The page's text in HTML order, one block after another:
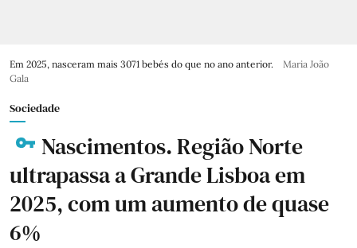
Em 2025, nasceram mais 3071 bebés do que no ano anterior.
Maria João
Gala
Sociedade
Nascimentos. Região Norte
ultrapassa a Grande Lisboa em
2025, com um aumento de quase
6%